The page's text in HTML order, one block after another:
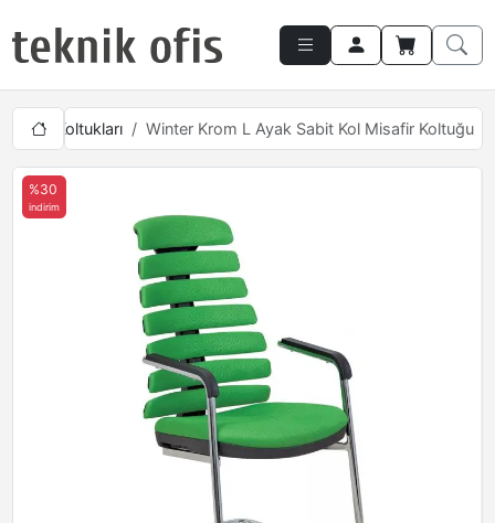
Koltukları Winter Krom L Ayak Sabit Kol Misafir Koltuğu
%30
indirim